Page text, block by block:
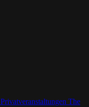
Privatveranstaltungen The